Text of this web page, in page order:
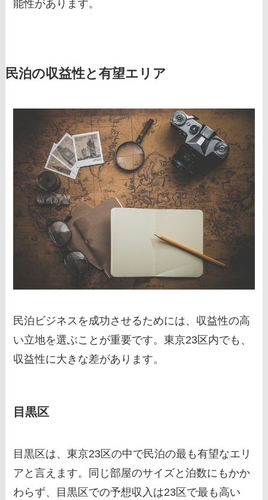
能性があります。
民泊の収益性と有望エリア
民泊ビジネスを成功させるためには、収益性の高
い立地を選ぶことが重要です。東京23区内でも、
収益性に大きな差があります。
目黒区
目黒区は、東京23区の中で民泊の最も有望なエリ
アと言えます。同じ部屋のサイズと泊数にもかか
わらず、目黒区での予想収入は23区で最も高い